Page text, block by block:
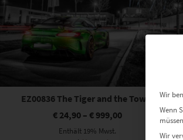
EZ00836 The Tiger and the Tower
€ 24,90 –€ 999,00
Enthält 19% Mwst.
Wir
Wenn
Wir